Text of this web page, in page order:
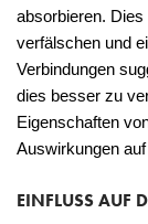
absorbieren.
verfälschen und
Verbindungen
dies besser zu
Eigenschaften
Auswirkungen
EINFLUSS AUF